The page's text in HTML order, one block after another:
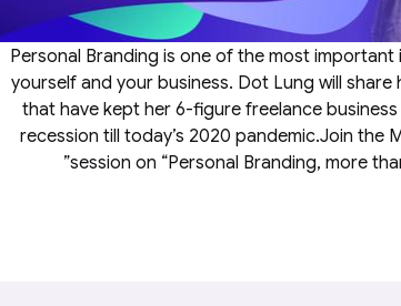
Personal Branding is one of the most
yourself and your business. Dot Lung will
that have kept her 6-figure freelance
recession till today’s 2020 pandemic.Join the
session on “Personal Branding, more